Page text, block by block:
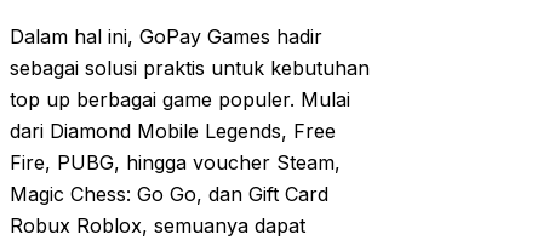
Dalam hal ini, GoPay Games hadir
sebagai solusi praktis untuk kebutuhan
top up berbagai game populer. Mulai
dari Diamond Mobile Legends, Free
Fire, PUBG, hingga voucher Steam,
Magic Chess: Go Go, dan Gift Card
Robux Roblox, semuanya dapat